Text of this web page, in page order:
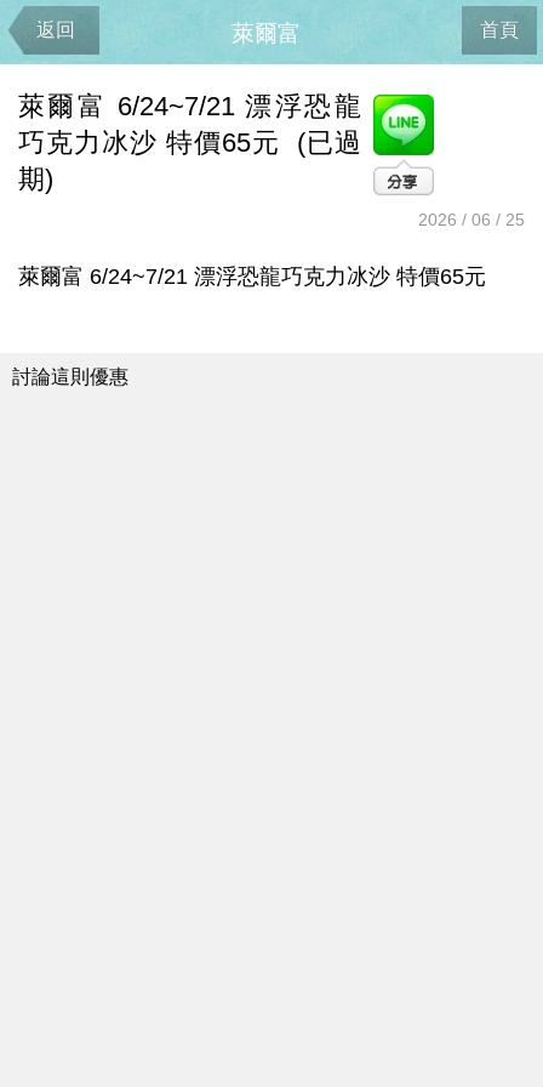
返回 首頁
萊爾富
萊爾富 6/24~7/21 漂浮恐龍
巧克力冰沙 特價65元 (已過
期)
2026 / 06 / 25
萊爾富 6/24~7/21 漂浮恐龍巧克力冰沙 特價65元
討論這則優惠